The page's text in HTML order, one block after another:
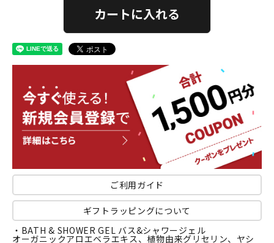
カートに入れる
ご利用ガイド
ギフトラッピングについて
・BATH & SHOWER GEL バス&シャワージェル
オーガニックアロエベラエキス、植物由来グリセリン、ヤシ